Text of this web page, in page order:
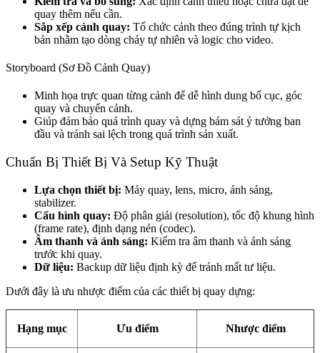
quay thêm nếu cần.
Sắp xếp cảnh quay: Tổ chức cảnh theo đúng trình tự kịch
bản nhằm tạo dòng chảy tự nhiên và logic cho video.
Storyboard (Sơ Đồ Cảnh Quay)
Minh họa trực quan từng cảnh để dễ hình dung bố cục, góc
quay và chuyển cảnh.
Giúp đảm bảo quá trình quay và dựng bám sát ý tưởng ban
đầu và tránh sai lệch trong quá trình sản xuất.
Chuẩn Bị Thiết Bị Và Setup Kỹ Thuật
Lựa chọn thiết bị: Máy quay, lens, micro, ánh sáng,
stabilizer.
Cấu hình quay: Độ phân giải (resolution), tốc độ khung hình
(frame rate), định dạng nén (codec).
Âm thanh và ánh sáng: Kiểm tra âm thanh và ánh sáng
trước khi quay.
Dữ liệu: Backup dữ liệu định kỳ để tránh mất tư liệu.
Dưới đây là ưu nhược điểm của các thiết bị quay dựng:
Hạng mục Ưu điểm Nhược điểm